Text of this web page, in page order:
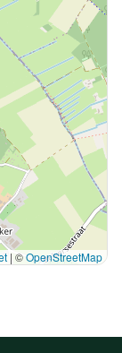
| ©OpenStreetMap